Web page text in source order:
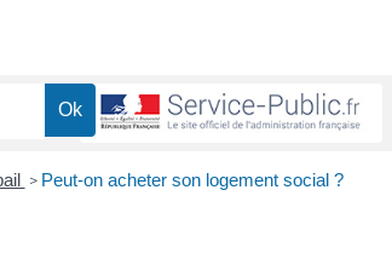
> Peut-on acheter son logement social ?